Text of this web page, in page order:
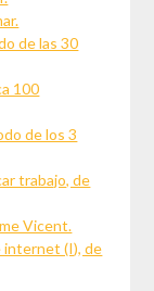
de las 30
100
de los 3
trabajo, de
Vicent.
internet (I), de